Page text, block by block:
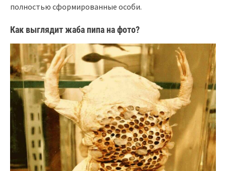
полностью сформированные особи.
Как выглядит жаба пипа на фото?